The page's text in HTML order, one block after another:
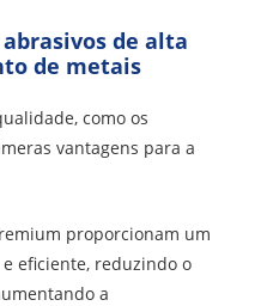
de alta
de metais
como os
vantagens para a
proporcionam um
eficiente, reduzindo o
a